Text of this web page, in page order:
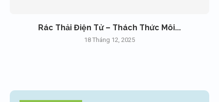
Rác Thải Điện Tử – Thách Thức Môi...
18 Tháng 12, 2025